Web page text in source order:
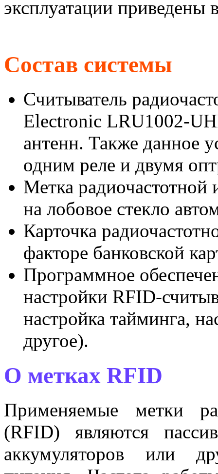
эксплуатации приведены
Состав системы
Считыватель
Electronic LRU1002-
антенн. Также данное
одним реле и двумя
Метка радиочастотной
на лобовое стекло
Карточка
факторе банковской
Программное
настройки RFID-
настройка тайминга,
другое).
О метках RFID
Применяемые метки
(RFID) являются
аккумуляторов или